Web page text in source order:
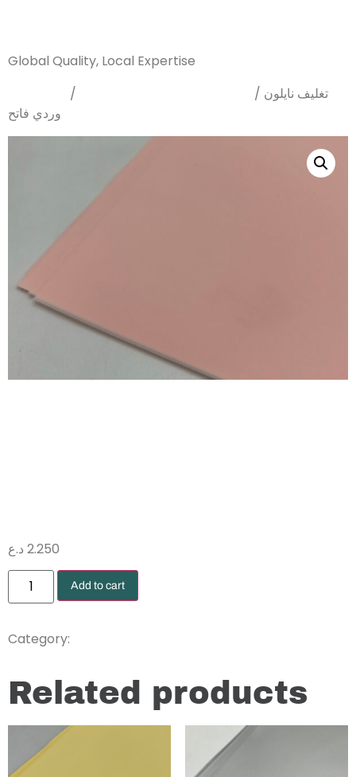
Global Quality, Local Expertise
/
/ تغليف نايلون
وردي فاتح
2.250 د.ع
Add to cart
Category:
Related products